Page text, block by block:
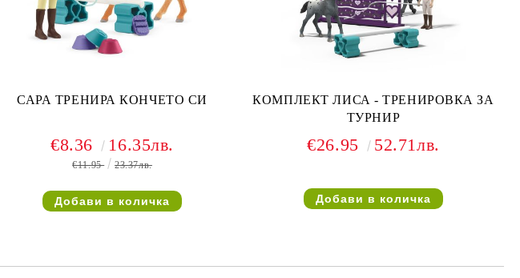
САРА ТРЕНИРА КОНЧЕТО СИ
€8.36 16.35лв.
€11.95 23.37лв.
КОМПЛЕКТ ЛИСА - ТРЕНИРОВКА ЗА
ТУРНИР
€26.95 52.71лв.